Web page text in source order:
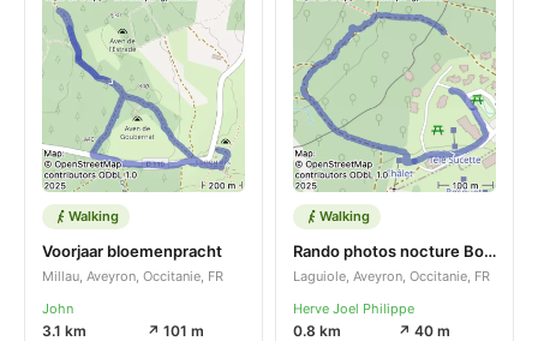
Walking
Voorjaar bloemenpracht
Millau, Aveyron, Occitanie, FR
John
3.1 km ↗ 101 m
Walking
Rando photos nocture Bouyssou
Laguiole, Aveyron, Occitanie, FR
Herve Joel Philippe
0.8 km ↗ 40 m